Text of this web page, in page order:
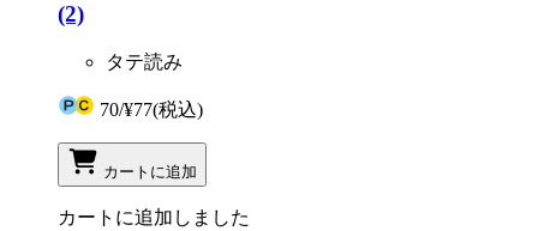
(2)
タテ読み
70/¥77(税込)
カートに追加
カートに追加しました